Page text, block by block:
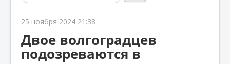
25 ноября 2024 21:38
Двое волгоградцев
подозреваются в